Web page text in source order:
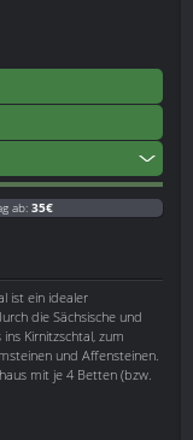
ab: 35€
ist ein idealer
die Sächsische und
Kirnitzschtal, zum
und Affensteinen.
mit je 4 Betten (bzw.